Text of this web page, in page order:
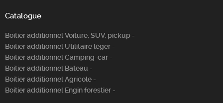
Catalogue
Boitier additionnel Voiture, SUV, pickup -
Boitier additionnel Utilitaire léger -
Boitier additionnel Camping-car -
Boitier additionnel Bateau -
Boitier additionnel Agricole -
Boitier additionnel Engin forestier -